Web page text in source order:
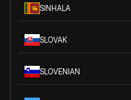
SINHALA
SLOVAK
SLOVENIAN